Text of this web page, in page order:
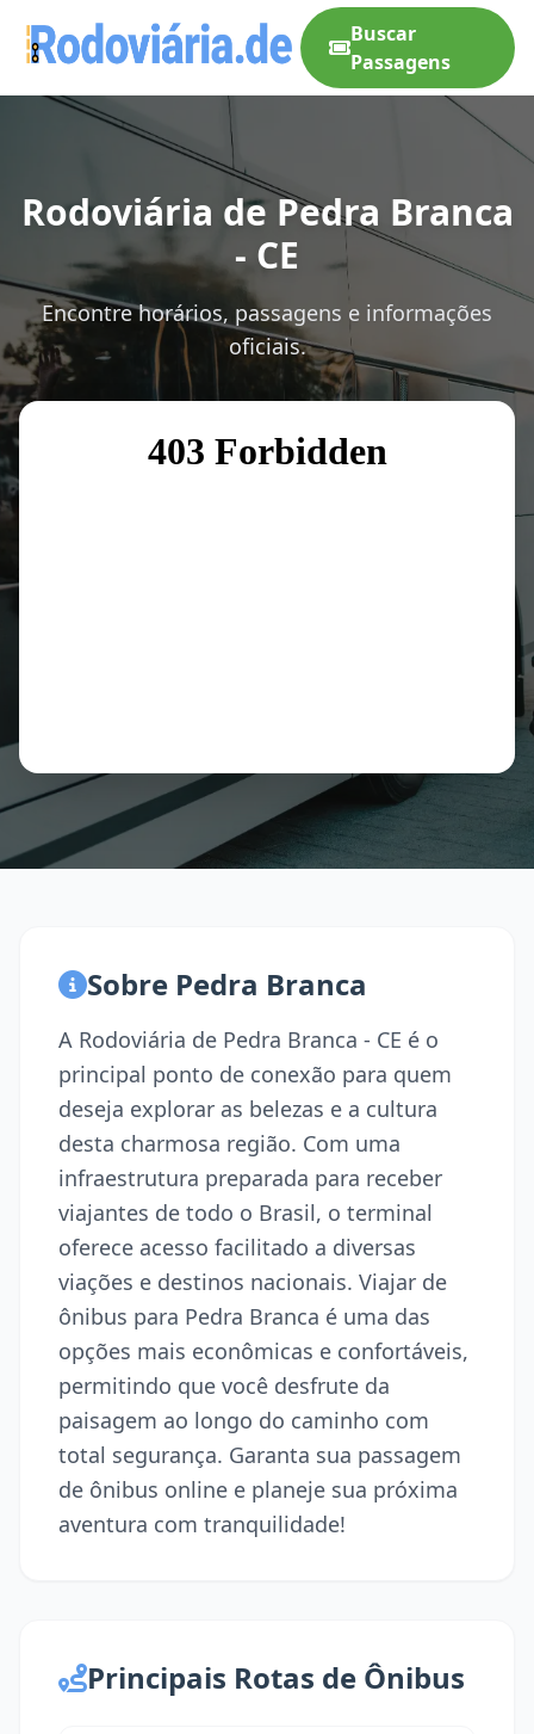
Buscar
Passagens
Rodoviária de Pedra Branca
- CE
Encontre horários, passagens e informações
oficiais.
Sobre Pedra Branca
A Rodoviária de Pedra Branca - CE é o
principal ponto de conexão para quem
deseja explorar as belezas e a cultura
desta charmosa região. Com uma
infraestrutura preparada para receber
viajantes de todo o Brasil, o terminal
oferece acesso facilitado a diversas
viações e destinos nacionais. Viajar de
ônibus para Pedra Branca é uma das
opções mais econômicas e confortáveis,
permitindo que você desfrute da
paisagem ao longo do caminho com
total segurança. Garanta sua passagem
de ônibus online e planeje sua próxima
aventura com tranquilidade!
Principais Rotas de Ônibus